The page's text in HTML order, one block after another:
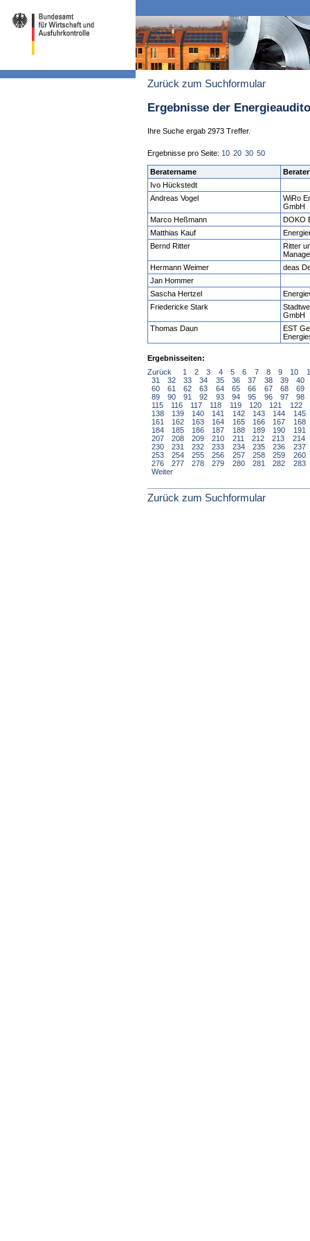
Zurück zum Suchformular
Ergebnisse der
Ihre Suche ergab 2973 Treffer.
Ergebnisse pro Seite: 10 20 30 50
Beratername
Ivo Hückstedt
Andreas Vogel
WiRo
GmbH
Marco Heßmann
DOKO
Matthias Kauf
Bernd Ritter
Ritter
Hermann Weimer
deas
Jan Hommer
Sascha Hertzel
Friedericke Stark
GmbH
Thomas Daun
EST
Ergebnisseiten:
Zurück
1 2 3 4 5 6 7 8 9 10
31
32 33 34 35 36 37 38 39
40
60
61 62 63 64 65 66 67 68
69
89
90 91 92 93 94 95 96 97
98
115
116 117 118 119 120 121 122
138
139 140 141 142 143 144
145
161
162 163 164 165 166 167
168
184
185 186 187 188 189 190
191
207
208 209 210 211 212 213
214
230
231 232 233 234 235 236
237
253
254 255 256 257 258 259
260
276
277 278 279 280 281 282
283
Weiter
Zurück zum Suchformular